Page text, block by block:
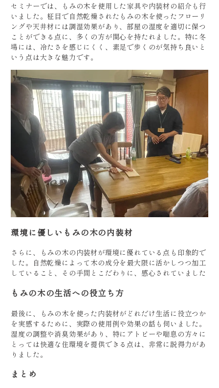
セミナーでは、もみの木を使用した家具や内装材の紹介も行
いました。柾目で自然乾燥されたもみの木を使ったフローリ
ングや天井材には調湿効果があり、部屋の湿度を適切に保つ
ことができる点に、多くの方が関心を持たれました。特に冬
場には、冷たさを感じにくく、素足で歩くのが気持ち良いと
いう点は大きな魅力です。
環境に優しいもみの木の内装材
さらに、もみの木の内装材が環境に優れている点も印象的で
した。自然乾燥によって木の成分を最大限に活かしつつ加工
していること、その手間とこだわりに、感心されていました
もみの木の生活への役立ち方
最後に、もみの木を使った内装材がどれだけ生活に役立つか
を実感するために、実際の使用例や効果の話も伺いました。
湿度の調整や消臭効果があり、特にアトピーや喘息の方々に
とっては快適な住環境を提供できる点は、非常に説得力があ
りました。
まとめ